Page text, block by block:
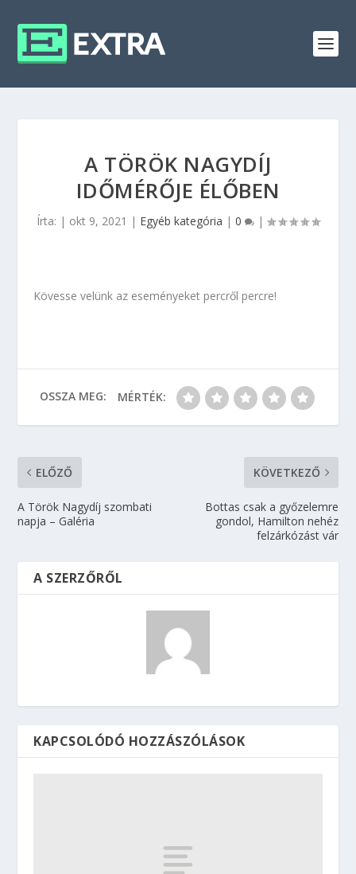
A TÖRÖK NAGYDÍJ
IDŐMÉRŐJE ÉLŐBEN
Írta: | okt 9, 2021 | Egyéb kategória | 0 |
Kövesse velünk az eseményeket percről percre!
OSSZA MEG: MÉRTÉK:
ELŐZŐ
A Török Nagydíj szombati
napja – Galéria
KÖVETKEZŐ
Bottas csak a győzelemre
gondol, Hamilton nehéz
felzárkózást vár
A SZERZŐRŐL
KAPCSOLÓDÓ HOZZÁSZÓLÁSOK